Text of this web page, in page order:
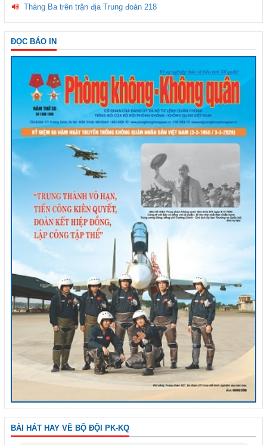
Tháng Ba trên trận địa Trung đoàn 218
ĐỌC BÁO IN
BÀI HÁT HAY VỀ BỘ ĐỘI PK-KQ